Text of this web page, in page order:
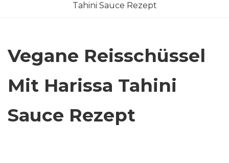
Tahini Sauce Rezept
Vegane Reisschüssel
Mit Harissa Tahini
Sauce Rezept